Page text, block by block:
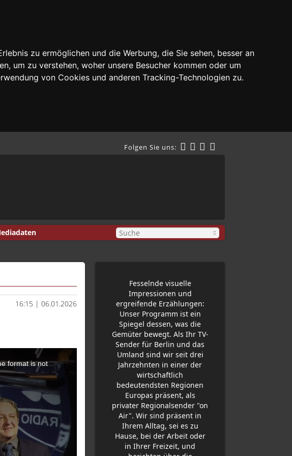
zu ermöglichen und die Werbung, die Sie sehen, besser an
um zu verstehen, woher unsere Besucher kommen oder um
von Cookies und anderen Tracking-Technologien zu.
Folgen Sie uns:
16:15 | 06.01.2026
format is not
Fesselnde visuelle
Impressionen und
ergreifende Erzählungen:
Unser Programm ist ein
Spiegel dessen, was die
Gemüter bewegt. Als Ihr TV-
Sender für Berlin und das
Umland sind wir seit drei
Jahrzehnten in einer der
wirtschaftlich
bedeutendsten Regionen
Europas präsent, als
privater Regionalsender "on
Air". Wir sind präsent in
Ihrem Alltag, sei es zu
Hause, bei der Arbeit oder
in Ihrer Freizeit, und